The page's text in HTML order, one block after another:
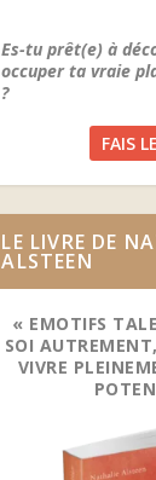
Es-tu prêt(e) à
occuper ta vraie
?
FAIS
LE LIVRE DE
ALSTEEN
« EMOTIFS
SOI
VIVRE